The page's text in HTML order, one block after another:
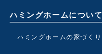
ハミングホームについて
ハミングホームの家づくり